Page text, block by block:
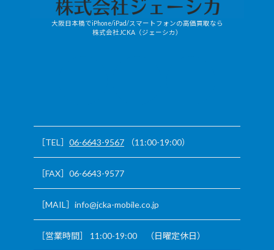
大阪日本橋でiPhone/iPad/スマートフォンの高価買取なら
株式会社JCKA（ジェーシカ）
［TEL］ 06-6643-9567 （11:00-19:00）
［FAX］06-6643-9577
［MAIL］info@jcka-mobile.co.jp
［営業時間］ 11:00-19:00 （日曜定休日）